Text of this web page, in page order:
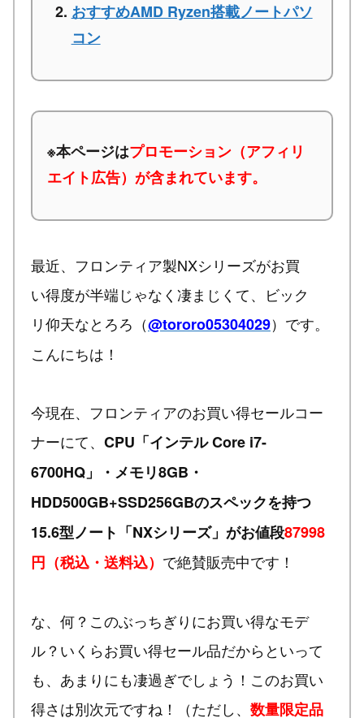
おすすめAMD Ryzen搭載ノートパソ
コン
※本ページはプロモーション（アフィリ
エイト広告）が含まれています。
最近、フロンティア製NXシリーズがお買
い得度が半端じゃなく凄まじくて、ビック
リ仰天なとろろ（@tororo05304029）です。
こんにちは！
今現在、フロンティアのお買い得セールコー
ナーにて、 CPU「インテル Core i7-
6700HQ」・メモリ8GB・
HDD500GB+SSD256GBのスペックを持つ
15.6型ノート「NXシリーズ」がお値段87998
円（税込・送料込） で絶賛販売中です！
な、何？このぶっちぎりにお買い得なモデ
ル？いくらお買い得セール品だからといって
も、あまりにも凄過ぎでしょう！このお買い
得さは別次元ですね！（ただし、 数量限定品